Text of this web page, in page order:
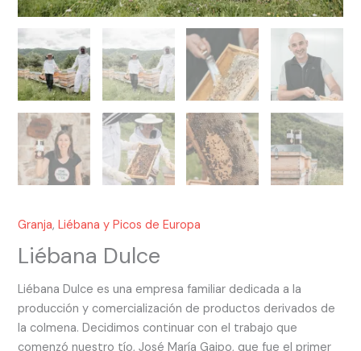
Granja,Liébana y Picos de Europa
Liébana Dulce
Liébana Dulce es una empresa familiar dedicada a la
producción y comercialización de productos derivados de
la colmena. Decidimos continuar con el trabajo que
comenzó nuestro tío, José María Gaipo, que fue el primer